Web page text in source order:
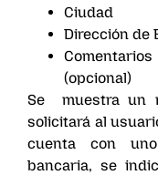
Ciudad
Dirección de
(opcional)
Se muestra un
solicitará al
cuenta con
bancaria, se